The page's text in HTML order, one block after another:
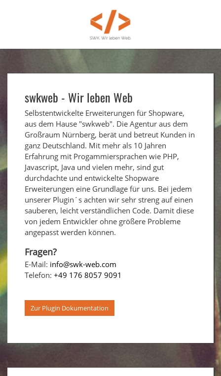
swkweb - Wir leben Web
Selbstentwickelte Erweiterungen für Shopware,
aus dem Hause "swkweb". Die Agentur aus dem
Großraum Nürnberg, berät und betreut Kunden in
ganz Deutschland. Mit mehr als 10 Jahren
Erfahrung mit Progammiersprachen wie PHP,
Javascript, Java und vielen mehr, sind gut
durchdachte und entwickelte Shopware
Erweiterungen eine Grundlage für uns. Bei jedem
unserer Plugin´s achten wir sehr streng auf einen
sauberen, leicht verständlichen Code. Damit diese
von jedem Entwickler ohne größere Probleme
angepasst werden können.
Fragen?
E-Mail: info@swk-web.com
Telefon: +49 176 8057 9091
Zur Plugin Dokumentation